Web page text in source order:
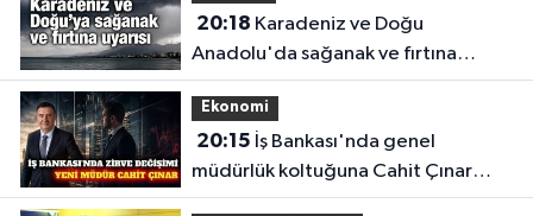
20:18
Anadolu'da sağanak ve fırtına
uyarısı
Ekonomi
20:15
müdürlük koltuğuna Cahit Çınar
geçiyor